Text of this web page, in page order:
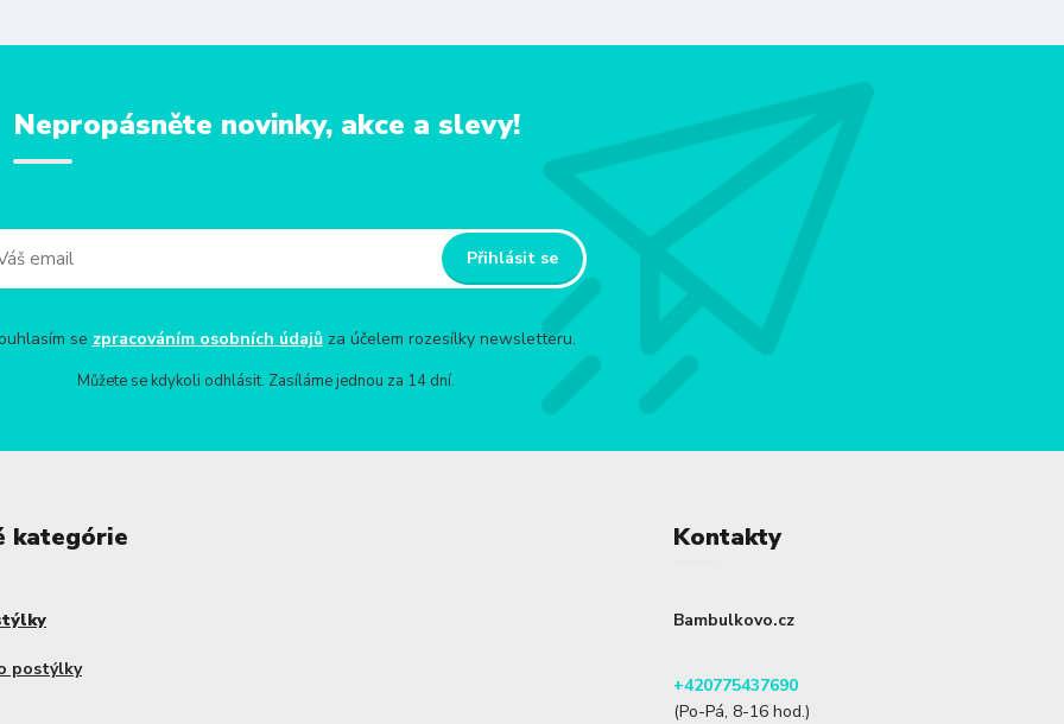
Nepropásněte novinky, akce a slevy!
Přihlásit se
se zpracováním osobních údajůza účelem rozesílky newsletteru.
Můžete se kdykoli odhlásit. Zasíláme jednou za 14 dní.
kategórie
postýlky
Kontakty
Bambulkovo.cz
+420775437690
(Po-Pá, 8-16 hod.)